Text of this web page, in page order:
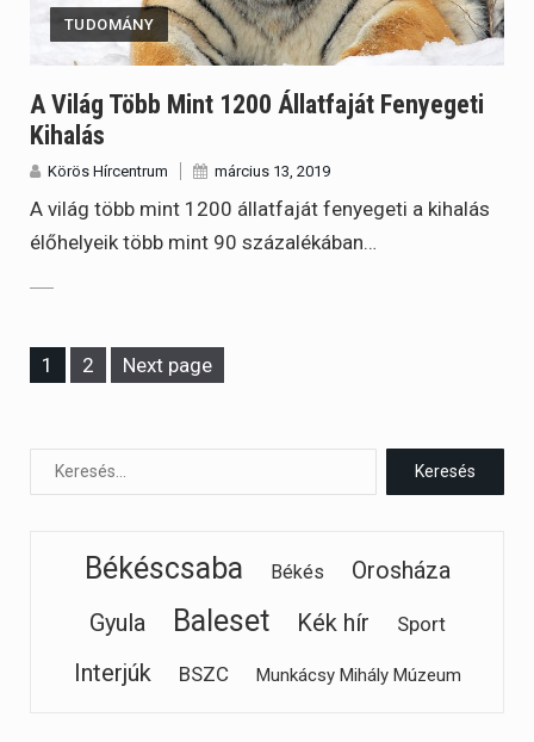
TUDOMÁNY
A Világ Több Mint 1200 Állatfaját Fenyegeti
Kihalás
Körös Hírcentrum március 13, 2019
A világ több mint 1200 állatfaját fenyegeti a kihalás
élőhelyeik több mint 90 százalékában…
Page
1 Page
2 Next page
Békéscsaba Békés
Orosháza
Gyula
Baleset Kék hír Sport
Interjúk BSZC Munkácsy Mihály Múzeum